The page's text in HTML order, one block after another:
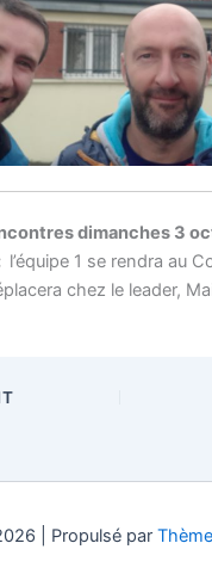
dimanches 3
l’équipe 1 se rendra au
chez le leader,
| Propulsé par